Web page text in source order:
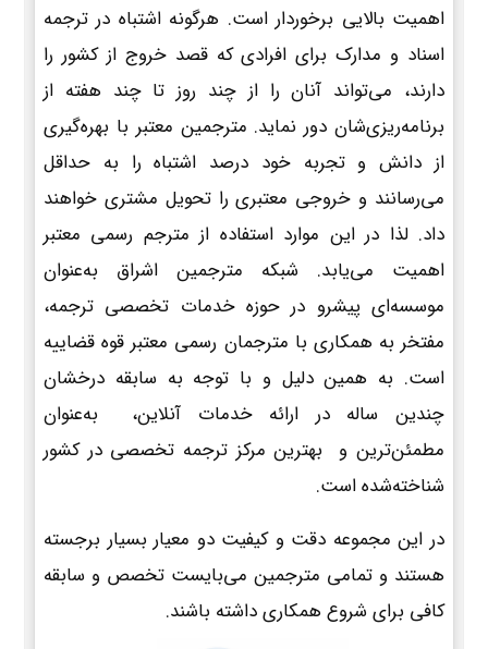
اهمیت بالایی برخوردار است. هرگونه اشتباه در ترجمه
اسناد و مدارک برای افرادی که قصد خروج از کشور را
دارند، می‌تواند آنان را از چند روز تا چند هفته از
برنامه‌ریزی‌شان دور نماید. مترجمین معتبر با بهره‌گیری
از دانش و تجربه خود درصد اشتباه را به حداقل
می‌رسانند و خروجی معتبری را تحویل مشتری خواهند
داد. لذا در این موارد استفاده از مترجم رسمی معتبر
اهمیت می‌یابد. شبکه مترجمین اشراق به‌عنوان
موسسه‌ای پیشرو در حوزه خدمات تخصصی ترجمه،
مفتخر به همکاری با مترجمان رسمی معتبر قوه قضاییه
است. به همین دلیل و با توجه به سابقه درخشان
چندین ساله در ارائه خدمات آنلاین، به‌عنوان
مطمئن‌ترین و بهترین مرکز ترجمه تخصصی در کشور
شناخته‌شده است.
در این مجموعه دقت و کیفیت دو معیار بسیار برجسته
هستند و تمامی مترجمین می‌بایست تخصص و سابقه
کافی برای شروع همکاری داشته باشند.